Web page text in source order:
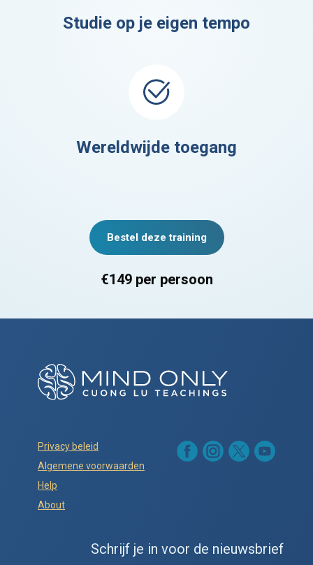
Studie op je eigen tempo
Wereldwijde toegang
Bestel deze training
€149 per persoon
Privacy beleid
Algemene voorwaarden
Help
About
Schrijf je in voor de nieuwsbrief